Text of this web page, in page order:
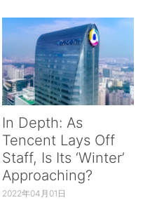
In Depth: As
Tencent Lays Off
Staff, Is Its ‘Winter’
Approaching?
2022年04月01日